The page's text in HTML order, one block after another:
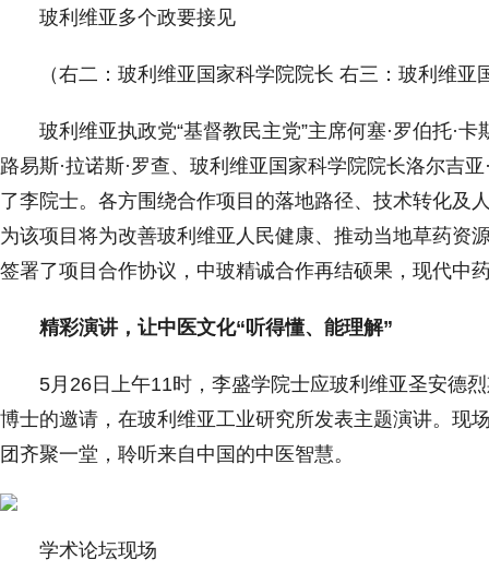
玻利维亚多个政要接见
（右二：玻利维亚国家科学院院长 右三：玻利维亚
玻利维亚执政党“基督教民主党”主席何塞·罗伯托·
路易斯·拉诺斯·罗查、玻利维亚国家科学院院长洛尔吉
了李院士。各方围绕合作项目的落地路径、技术转化及
为该项目将为改善玻利维亚人民健康、推动当地草药资
签署了项目合作协议，中玻精诚合作再结硕果，现代中
精彩演讲，让中医文化“听得懂、能理解”
5月26日上午11时，李盛学院士应玻利维亚圣安德
博士的邀请，在玻利维亚工业研究所发表主题演讲。现
团齐聚一堂，聆听来自中国的中医智慧。
学术论坛现场